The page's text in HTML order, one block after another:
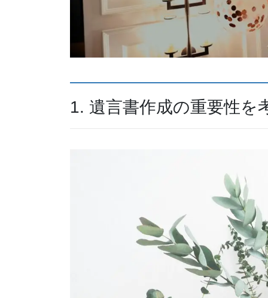
1. 遺言書作成の重要性を